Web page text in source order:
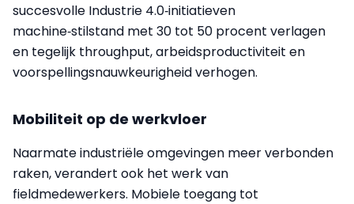
succesvolle Industrie 4.0‑initiatieven
machine‑stilstand met 30 tot 50 procent verlagen
en tegelijk throughput, arbeidsproductiviteit en
voorspellingsnauwkeurigheid verhogen.
Mobiliteit op de werkvloer
Naarmate industriële omgevingen meer verbonden
raken, verandert ook het werk van
fieldmedewerkers. Mobiele toegang tot